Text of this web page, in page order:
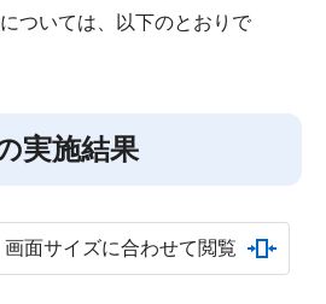
ついては、以下のとおりで
実施結果
画面サイズに合わせて閲覧